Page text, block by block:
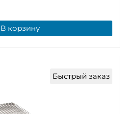
В корзину
Быстрый заказ